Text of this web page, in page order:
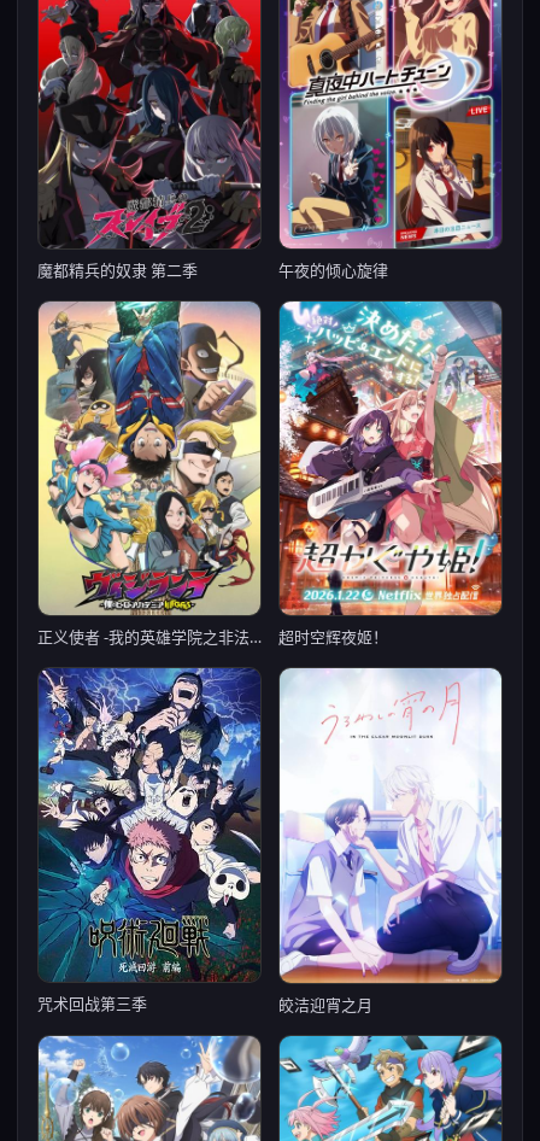
魔都精兵的奴隶 第二季 午夜的倾心旋律
正义使者 -我的英雄学院之非法英雄- 第二季 超时空辉夜姬！
咒术回战第三季 皎洁迎宵之月